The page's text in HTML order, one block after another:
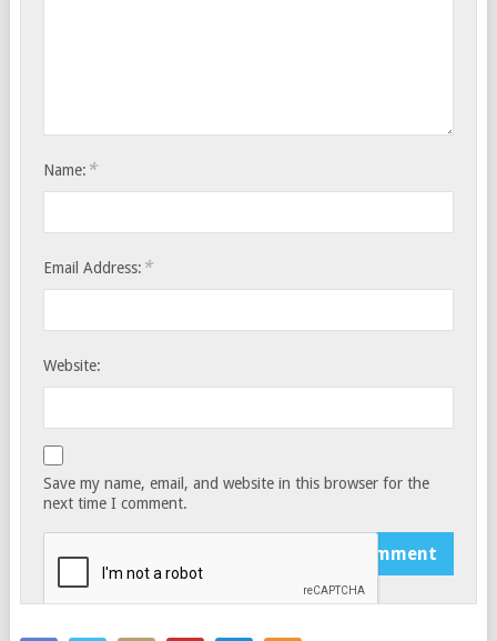
Name: *
Email Address: *
Website:
Save my name, email, and website in this browser for the
next time I comment.